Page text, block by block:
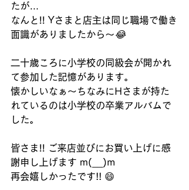
たが…
なんと!! Yさまと店主は同じ職場で働き
面識がありましたから～😂
二十歳ころに小学校の同級会が開かれ
て参加した記憶があります。
懐かしいなぁ～ちなみにHさまが持た
れているのは小学校の卒業アルバムで
した。
皆さま!! ご来店並びにお買い上げに感
謝申し上げます m(__)m
再会嬉しかったです!! 😄